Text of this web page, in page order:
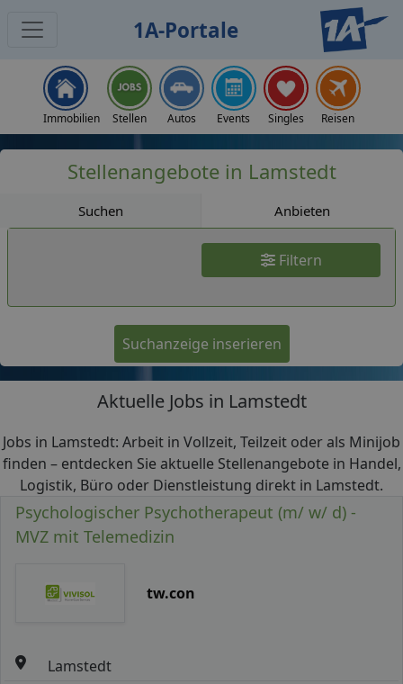
1A-Portale
Immobilien Stellen Autos Events Singles Reisen
Stellenangebote in Lamstedt
Suchen Anbieten
Filtern
Suchanzeige inserieren
Aktuelle Jobs in Lamstedt
Jobs in Lamstedt: Arbeit in Vollzeit, Teilzeit oder als Minijob
finden – entdecken Sie aktuelle Stellenangebote in Handel,
Logistik, Büro oder Dienstleistung direkt in Lamstedt.
Psychologischer Psychotherapeut (m/ w/ d) -
MVZ mit Telemedizin
tw.con
Lamstedt